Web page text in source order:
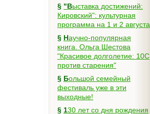
§ "Выставка достижений:
Кировский": культурная
программа на 1 и 2 августа
§ Научно-популярная
книга. Ольга Шестова
"Красивое долголетие: 10C
против старения"
§ Большой семейный
фестиваль уже в эти
выходные!
§ 130 лет со дня рождения